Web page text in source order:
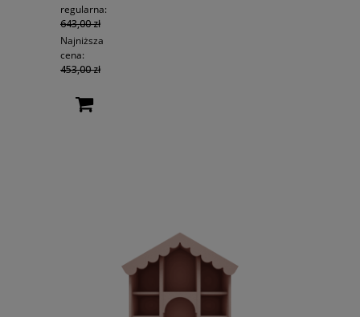
regularna:
643,00 zł
Najniższa
cena:
453,00 zł